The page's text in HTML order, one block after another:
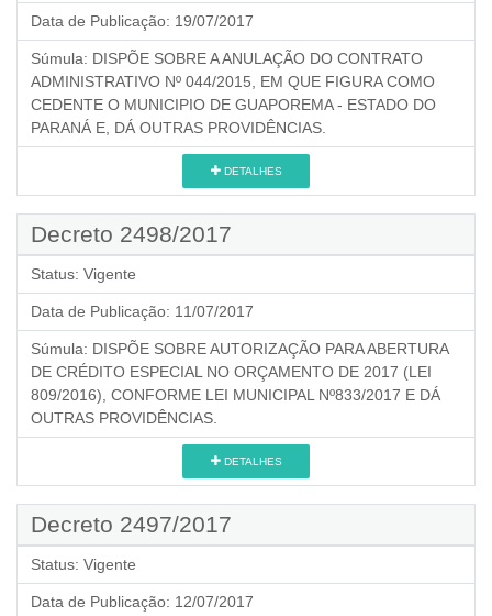
Data de Publicação: 19/07/2017
Súmula: DISPÕE SOBRE A ANULAÇÃO DO CONTRATO
ADMINISTRATIVO Nº 044/2015, EM QUE FIGURA COMO
CEDENTE O MUNICIPIO DE GUAPOREMA - ESTADO DO
PARANÁ E, DÁ OUTRAS PROVIDÊNCIAS.
DETALHES
Decreto 2498/2017
Status: Vigente
Data de Publicação: 11/07/2017
Súmula: DISPÕE SOBRE AUTORIZAÇÃO PARA ABERTURA
DE CRÉDITO ESPECIAL NO ORÇAMENTO DE 2017 (LEI
809/2016), CONFORME LEI MUNICIPAL Nº833/2017 E DÁ
OUTRAS PROVIDÊNCIAS.
DETALHES
Decreto 2497/2017
Status: Vigente
Data de Publicação: 12/07/2017